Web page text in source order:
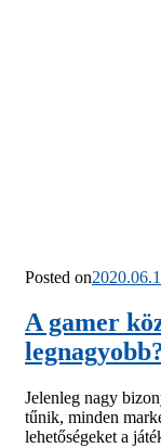
Posted on
A gamer
Jelenleg nagy
tűnik, minden
lehetőségeket a